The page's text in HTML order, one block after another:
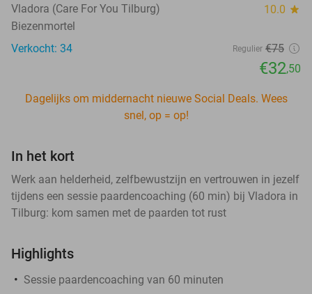
Vladora (Care For You Tilburg) 10.0 star
Biezenmortel
Verkocht: 34
Regulier €75
€32,50
Dagelijks om middernacht nieuwe Social Deals. Wees
snel, op = op!
In het kort
Werk aan helderheid, zelfbewustzijn en vertrouwen in jezelf
tijdens een sessie paardencoaching (60 min) bij Vladora in
Tilburg: kom samen met de paarden tot rust
Highlights
Sessie paardencoaching van 60 minuten